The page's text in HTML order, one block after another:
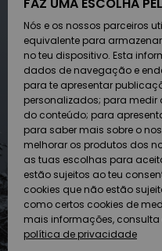
Neve
SURF
SNOW
DUPLA
PROMO
AJUDA
SUSTAINABILITY
Nós e os nossos parceiros
equivalente para
no teu dispositivo. Esta
dados de navegação e
para te apresentar
personalizados; para
do conteúdo; para
para saber mais sobre o
melhorar os produtos dos
as tuas escolhas para
estão sujeitos ao teu
cookies que não estão
como certos cookies de
mais informações, consulta
política de privacidade